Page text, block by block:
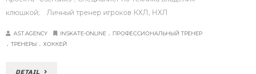
клюшкой;⠀ Личный тренер игроков КХЛ, НХЛ
AST.AGENCY INSKATE-ONLINE . ПРОФЕССИОНАЛЬНЫЙ ТРЕНЕР
. ТРЕНЕРЫ . ХОККЕЙ
DETAIL